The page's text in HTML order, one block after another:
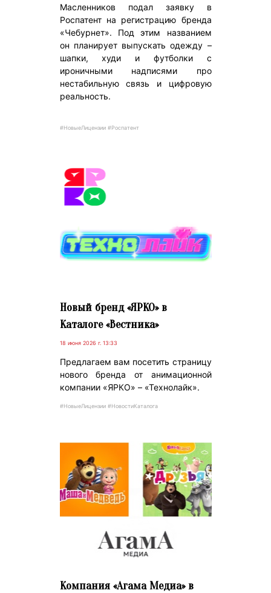
Масленников подал заявку в
Роспатент на регистрацию бренда
«Чебурнет». Под этим названием
он планирует выпускать одежду –
шапки, худи и футболки с
ироничными надписями про
нестабильную связь и цифровую
реальность.
#НовыеЛицензии #Роспатент
Новый бренд «ЯРКО» в
Каталоге «Вестника»
18 июня 2026 г. 13:33
Предлагаем вам посетить страницу
нового бренда от анимационной
компании «ЯРКО» – «Технолайк».
#НовыеЛицензии #НовостиКаталога
Компания «Агама Медиа» в